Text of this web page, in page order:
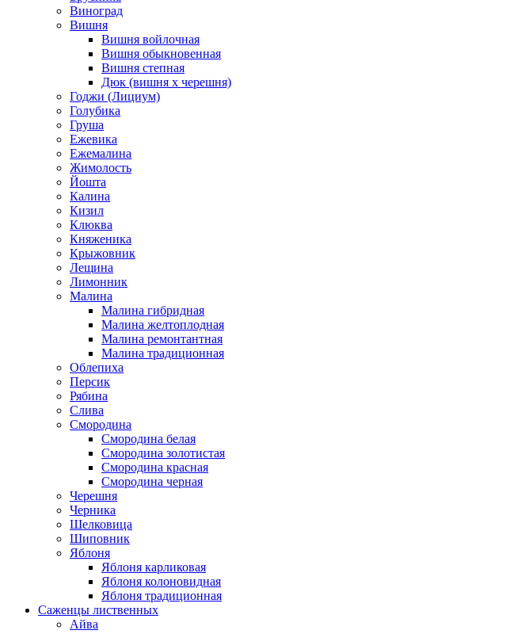
Виноград
Вишня
Вишня войлочная
Вишня обыкновенная
Вишня степная
Дюк (вишня х черешня)
Годжи (Лициум)
Голубика
Груша
Ежевика
Ежемалина
Жимолость
Йошта
Калина
Кизил
Клюква
Княженика
Крыжовник
Лещина
Лимонник
Малина
Малина гибридная
Малина желтоплодная
Малина ремонтантная
Малина традиционная
Облепиха
Персик
Рябина
Слива
Смородина
Смородина белая
Смородина золотистая
Смородина красная
Смородина черная
Черешня
Черника
Шелковица
Шиповник
Яблоня
Яблоня карликовая
Яблоня колоновидная
Яблоня традиционная
Саженцы лиственных
Айва